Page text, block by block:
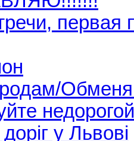
первая
у Львові